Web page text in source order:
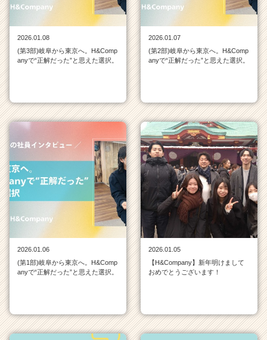
届
く
サ
ア
キ
リ
ア
（C
h
e
e
r
C
e
2026.01.08
(第3部)岐阜から東京へ。H&Comp
anyで“正解だった”と思えた選択。
2026.01.07
(第2部)岐阜から東京へ。H&Comp
anyで“正解だった”と思えた選択。
2026.01.06
(第1部)岐阜から東京へ。H&Comp
anyで“正解だった”と思えた選択。
2026.01.05
【H&Company】新年明けまして
おめでとうございます！